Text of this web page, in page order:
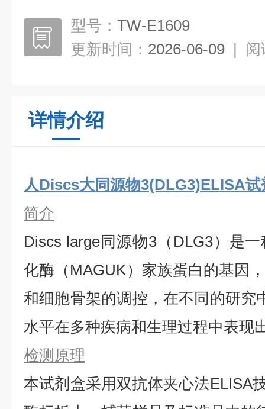
型号： TW-E1609
更新时间： 2026-06-09 | 阅
详情介绍
人Discs大同源物3(DLG3)ELISA试
简介
Discs large同源物3（DLG3）是
化酶（MAGUK）家族蛋白的基因
和细胞骨架的调控，在不同的研究
水平在多种疾病和生理过程中表现
检测原理
本试剂盒采用双抗体夹心法ELISA